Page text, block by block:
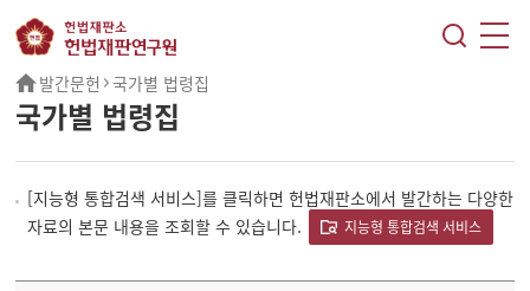
발간문헌 국가별 법령집
국가별 법령집
[지능형 통합검색 서비스]를 클릭하면 헌법재판소에서 발간하는 다양한
자료의 본문 내용을 조회할 수 있습니다.
지능형 통합검색 서비스